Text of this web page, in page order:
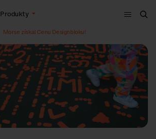
Produkty
Menu
Morse získal Cenu Designbloku!